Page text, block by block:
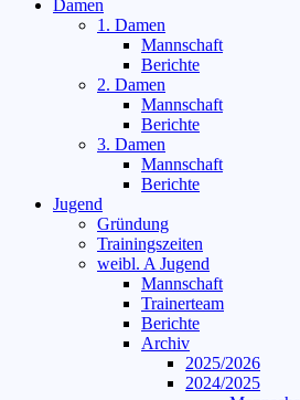
Damen
1. Damen
Mannschaft
Berichte
2. Damen
Mannschaft
Berichte
3. Damen
Mannschaft
Berichte
Jugend
Gründung
Trainingszeiten
weibl. A Jugend
Mannschaft
Trainerteam
Berichte
Archiv
2025/2026
2024/2025